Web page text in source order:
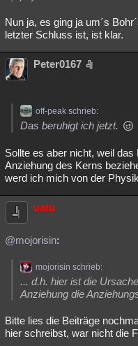
Nun ja, es ging ja um´s
letzter Schluss ist, ist klar.
Peter0167
off-peak schrieb:
Das beruhigt ich jetzt.
Sollte es aber nicht, weil
Anziehung des Kerns
werd ich mich von der
uatu
@mojorisin:
mojorisin schrieb:
... d.h. hier ist die
Anziehung die
Bitte lies die Beiträge
hier schreibst, war nicht die